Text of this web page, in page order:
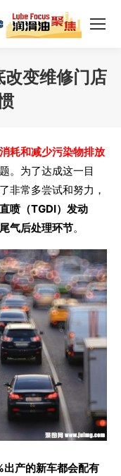
改变维修门店
耗和减少污染物排放
。为了达成这一目
非常多尝试和努力，
喷（TGDI）发动
气后处理环节。
出产的新车都会配有